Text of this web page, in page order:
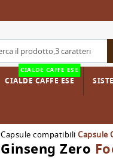
CIALDE CAFFE ESE
CIALDE CAFFE ESE
Capsule compatibili Capsule
Ginseng Zero